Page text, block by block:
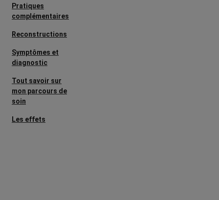
Pratiques
complémentaires
Reconstructions
Symptômes et
diagnostic
Tout savoir sur
mon parcours de
soin
Les effets